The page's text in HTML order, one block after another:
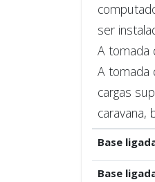
ser
A tomada
A tomada
cargas
caravana,
Base
Base